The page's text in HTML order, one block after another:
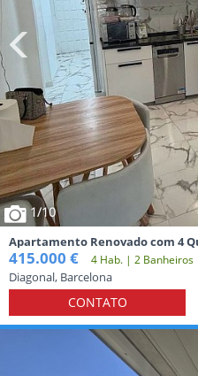
1/10
Apartamento Renovado com 4
Metro, Elétrico e Praia em
415.000 € 4 Hab. | 2
Diagonal, Barcelona
CONTATO